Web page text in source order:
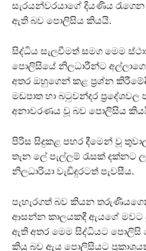
සැරයන්වරයාගේ දියණිය
ඇති බව පොලිසිය කියයි.
සිද්ධිය සැලවීමත් සමග මෙම
පොලිසියේ නිලධාරීන්ට
අතර ඔහුගෙන් කළ ප්‍රශ්න
මඩපාත හා බටුවන්දර
අනාවරණය වූ බව පොලිසිය
පිරිස සිදුකළ පහර දීමෙන් වූ
තැන ලේ පැල්ලම් රැසක් දක්නට
නිලධාරියා වැඩිදුරටත් පැවසීය.
පැහැරගත් බව කියන
ආසන්න කාලයකදී ඇයගේ මවට
ඇති අතර මෙම සිද්ධියට
කියූ බව ඇය පොලිසියට